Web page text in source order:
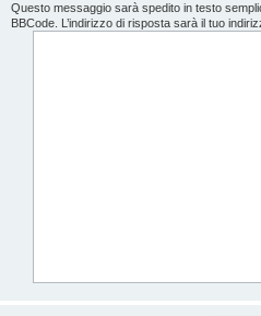
Questo messaggio sarà spedito in testo
BBCode. L’indirizzo di risposta sarà il tuo